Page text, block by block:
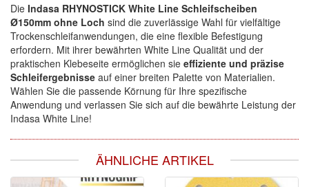
Die Indasa RHYNOSTICK White Line Schleifscheiben
Ø150mm ohne Loch sind die zuverlässige Wahl für vielfältige
Trockenschleifanwendungen, die eine flexible Befestigung
erfordern. Mit ihrer bewährten White Line Qualität und der
praktischen Klebeseite ermöglichen sie effiziente und präzise
Schleifergebnisse auf einer breiten Palette von Materialien.
Wählen Sie die passende Körnung für Ihre spezifische
Anwendung und verlassen Sie sich auf die bewährte Leistung der
Indasa White Line!
ÄHNLICHE ARTIKEL